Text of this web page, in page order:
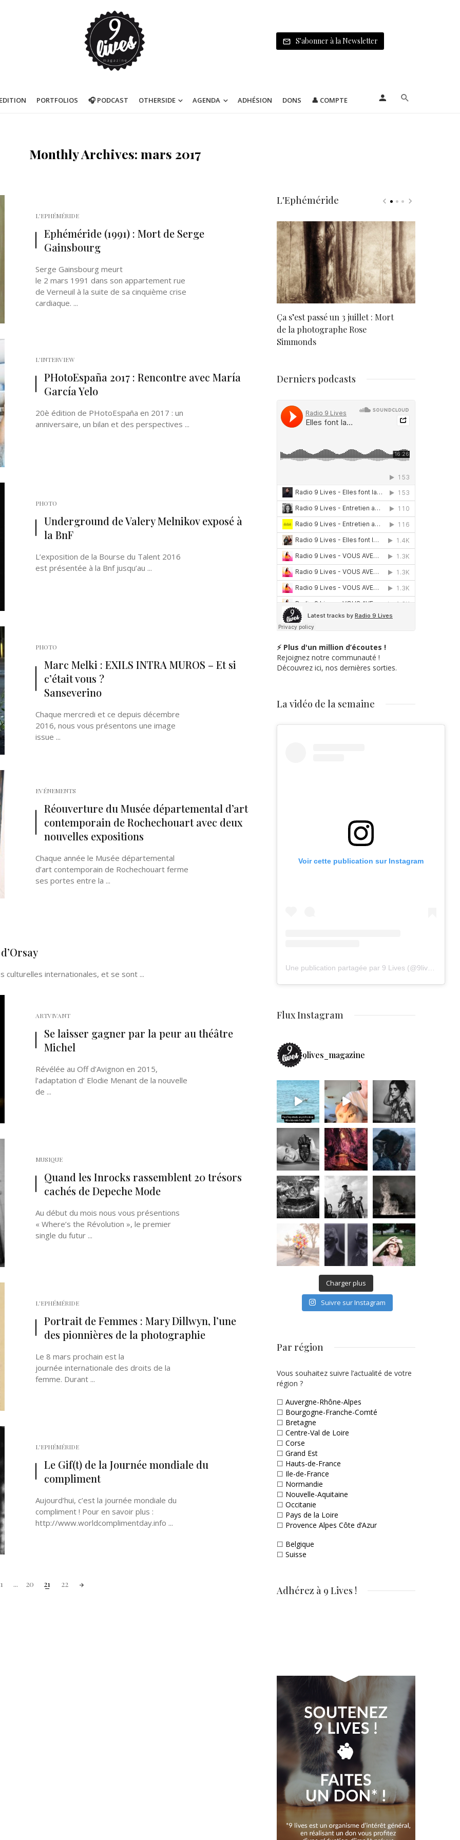
S'abonner à la Newsletter
PORTFOLIOS 🎧 PODCAST OTHERSIDE AGENDA ADHÉSION DONS 👤 COMPTE
Monthly Archives: mars 2017
L'EPHÉMÉRIDE
Ephéméride (1991) : Mort de Serge
Gainsbourg
Serge Gainsbourg meurt
le 2 mars 1991 dans son appartement rue
de Verneuil à la suite de sa cinquième crise
cardiaque. ...
L'INTERVIEW
PHotoEspaña 2017 : Rencontre avec María
García Yelo
20è édition de PHotoEspaña en 2017 : un
anniversaire, un bilan et des perspectives ...
PHOTO
Underground de Valery Melnikov exposé à
la BnF
L’exposition de la Bourse du Talent 2016
est présentée à la Bnf jusqu’au ...
PHOTO
Marc Melki : EXILS INTRA MUROS – Et si
c’était vous ?
Sanseverino
Chaque mercredi et ce depuis décembre
2016, nous vous présentons une image
issue ...
EVÉNEMENTS
Réouverture du Musée départemental d’art
contemporain de Rochechouart avec deux
nouvelles expositions
Chaque année le Musée départemental
d’art contemporain de Rochechouart ferme
ses portes entre la ...
culturelles internationales, et se sont ...
ARTVIVANT
Se laisser gagner par la peur au théâtre
Michel
Révélée au Off d’Avignon en 2015,
l’adaptation d’ Elodie Menant de la nouvelle
de ...
MUSIQUE
Quand les Inrocks rassemblent 20 trésors
cachés de Depeche Mode
Au début du mois nous vous présentions
« Where’s the Révolution », le premier
single du futur ...
L'EPHÉMÉRIDE
Portrait de Femmes : Mary Dillwyn, l’une
des pionnières de la photographie
Le 8 mars prochain est la
journée internationale des droits de la
femme. Durant ...
L'EPHÉMÉRIDE
Le Gif(t) de la Journée mondiale du
compliment
Aujourd’hui, c’est la journée mondiale du
compliment ! Pour en savoir plus :
http://www.worldcomplimentday.info ...
1 ... 20 21 22
L'Ephéméride
Ça s’est passé un 3 juillet : Mort
de la photographe Rose
Simmonds
Derniers podcasts
⚡ Plus d'un million d’écoutes !
Rejoignez notre communauté !
Découvrez ici, nos dernières sorties.
La vidéo de la semaine
Voir cette publication sur Instagram
Flux Instagram
9lives_magazine
Charger plus
Suivre sur Instagram
Par région
Vous souhaitez suivre l’actualité de votre
région ?
☐ Auvergne-Rhône-Alpes
☐ Bourgogne-Franche-Comté
☐ Bretagne
☐ Centre-Val de Loire
☐ Corse
☐ Grand Est
☐ Hauts-de-France
☐ Ile-de-France
☐ Normandie
☐ Nouvelle-Aquitaine
☐ Occitanie
☐ Pays de la Loire
☐ Provence Alpes Côte d’Azur
☐ Belgique
☐ Suisse
Adhérez à 9 Lives !